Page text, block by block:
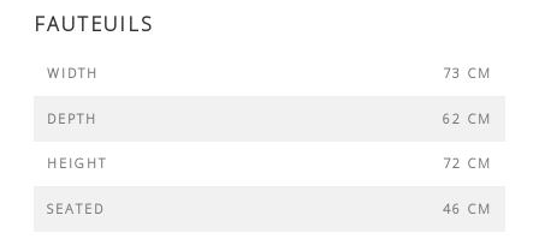
FAUTEUILS
WIDTH 73 CM
DEPTH 62 CM
HEIGHT 72 CM
SEATED 46 CM